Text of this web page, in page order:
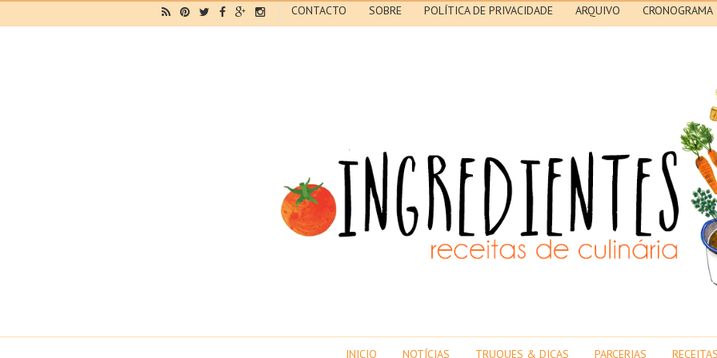
CONTACTO SOBRE POLÍTICA DE PRIVACIDADE ARQUIVO CRONOGRAMA
INICIO NOTÍCIAS TRUQUES & DICAS PARCERIAS